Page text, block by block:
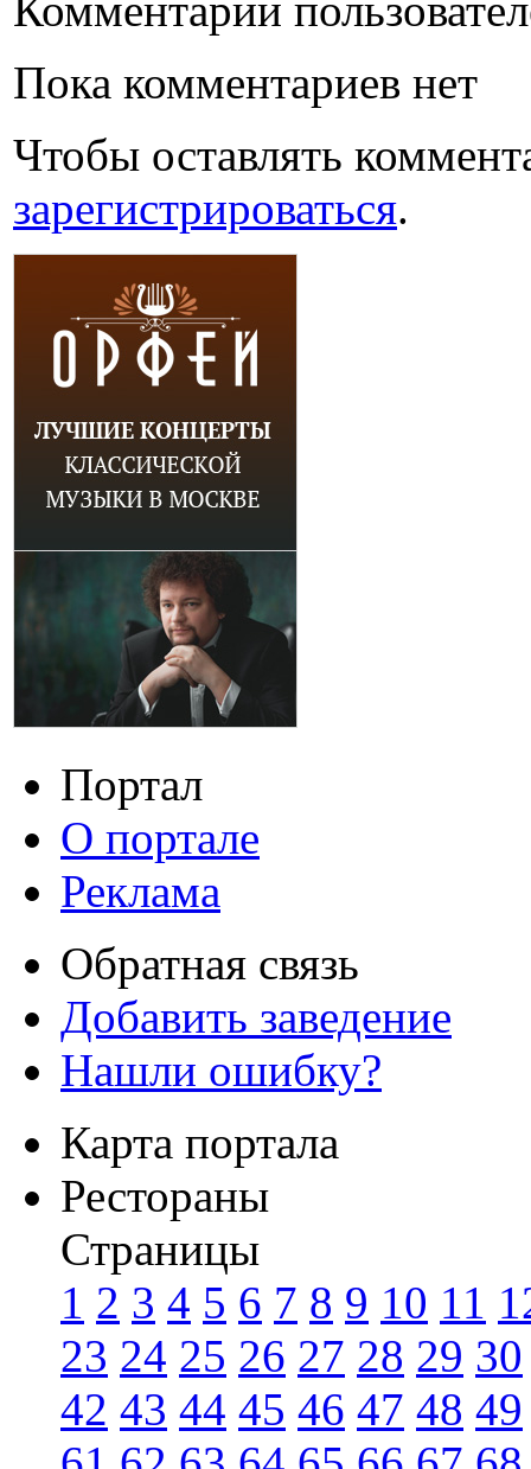
Пока комментариев нет
Чтобы оставлять
зарегистрироваться.
Портал
О портале
Реклама
Обратная связь
Добавить заведение
Нашли ошибку?
Карта портала
Рестораны
Страницы
1 2 3 4 5 6 7 8 9 10 11
23 24 25 26 27 28 29 30
42 43 44 45 46 47 48 49